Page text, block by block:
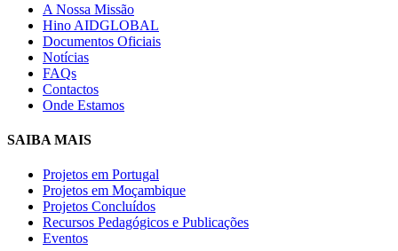
A Nossa Missão
Hino AIDGLOBAL
Documentos Oficiais
Notícias
FAQs
Contactos
Onde Estamos
SAIBA MAIS
Projetos em Portugal
Projetos em Moçambique
Projetos Concluídos
Recursos Pedagógicos e Publicações
Eventos